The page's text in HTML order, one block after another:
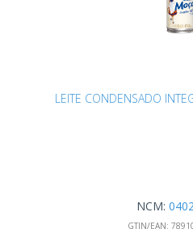
LEITE CONDENSADO
NCM:
GTIN/EAN: